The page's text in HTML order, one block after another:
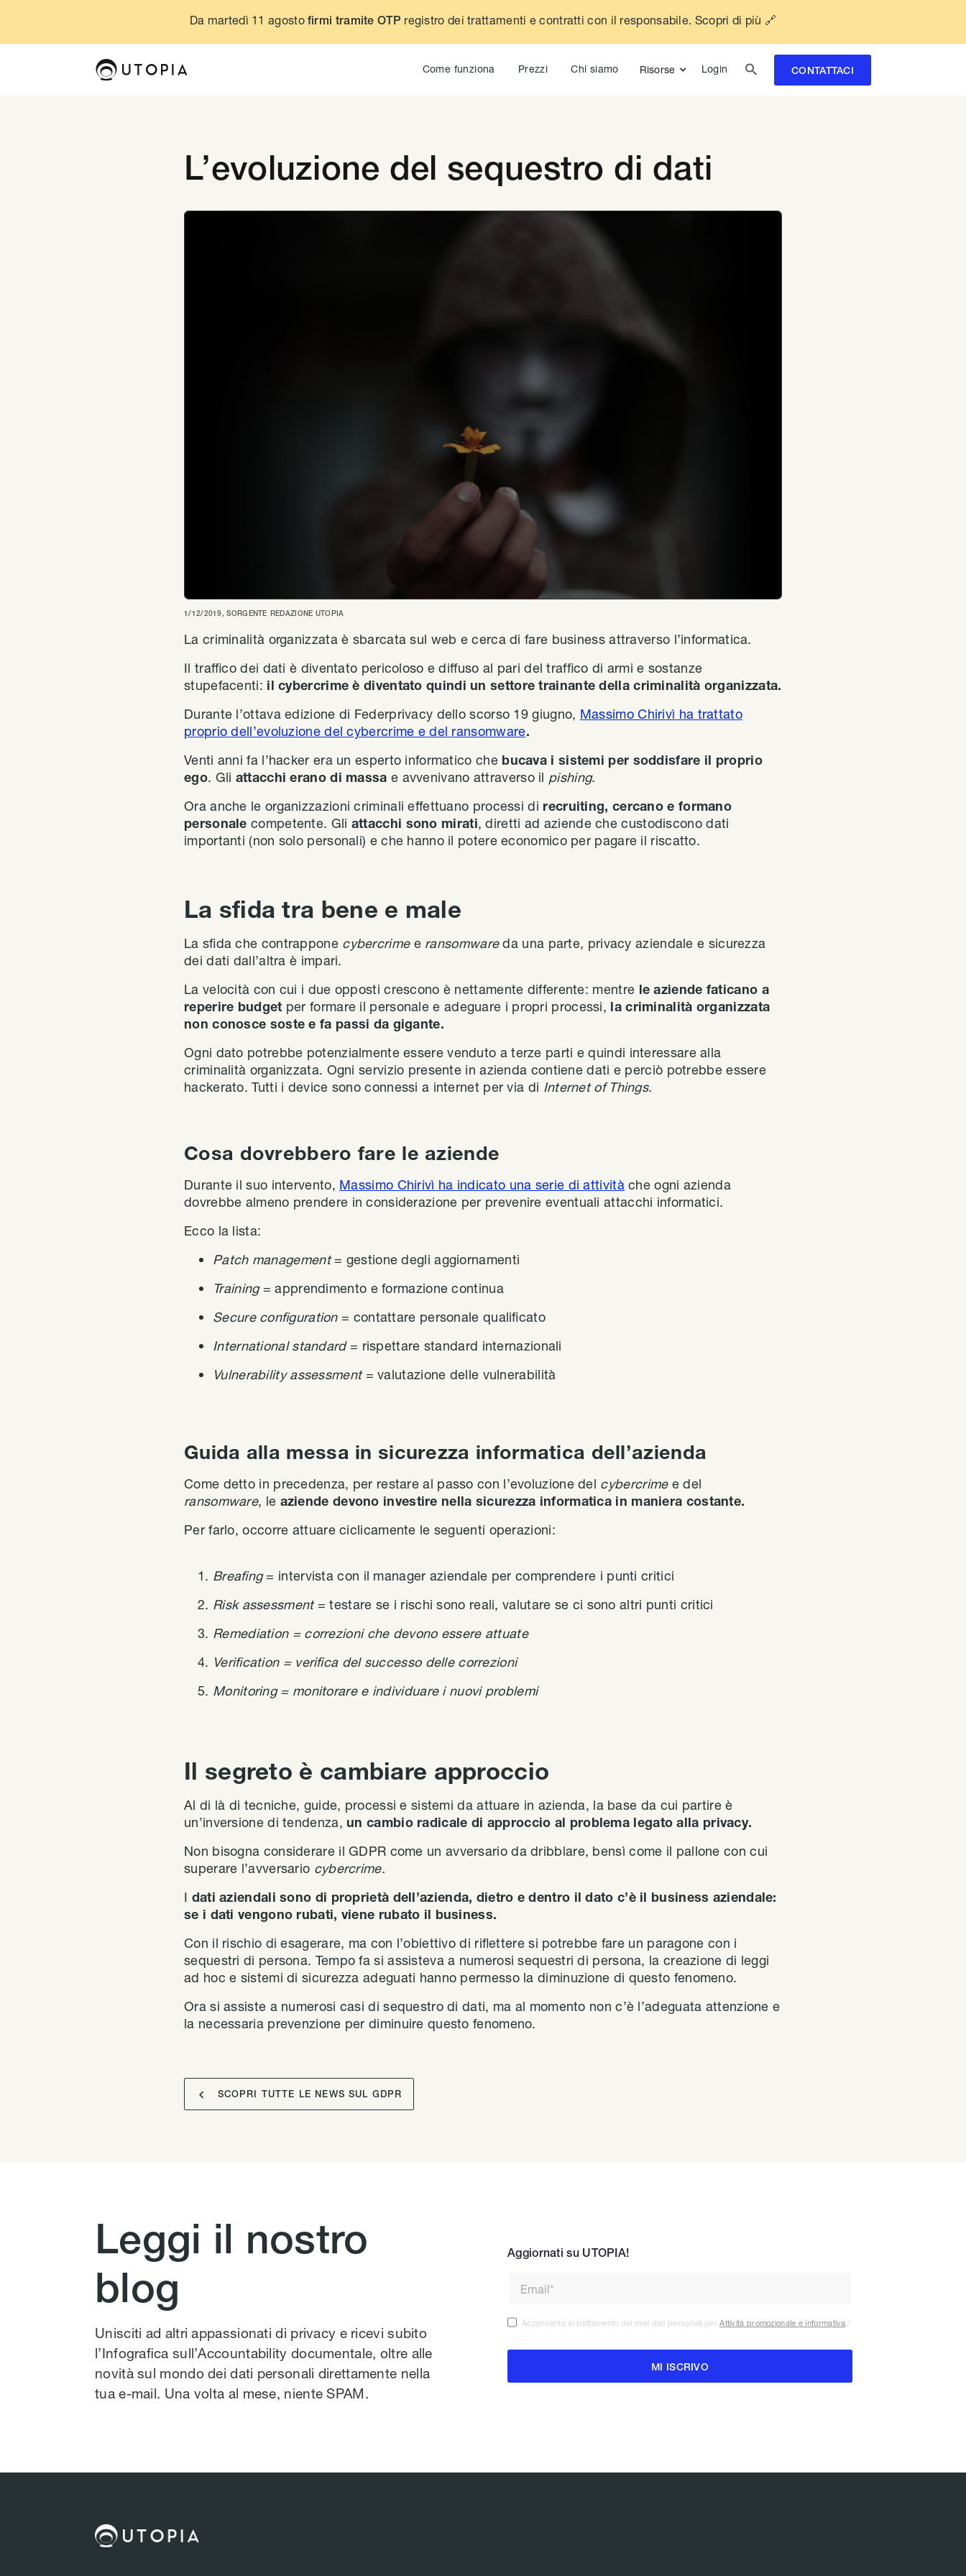
Da martedì 11 agostofirmi tramite OTP registro dei trattamenti e contratti con il responsabile. Scopri di più 🔗
Come funziona Prezzi Chi siamo Risorse Login  CONTATTACI
L’evoluzione del sequestro di dati
1/12/2019, SORGENTE REDAZIONE UTOPIA
La criminalità organizzata è sbarcata sul web e cerca di fare business attraverso l’informatica.
Il traffico dei dati è diventato pericoloso e diffuso al pari del traffico di armi e sostanze
stupefacenti: il cybercrime è diventato quindi un settore trainante della criminalità organizzata.
Durante l’ottava edizione di Federprivacy dello scorso 19 giugno, Massimo Chirivì ha trattato
proprio dell’evoluzione del cybercrime e del ransomware.
Venti anni fa l’hacker era un esperto informatico che bucava i sistemi per soddisfare il proprio
ego. Gli attacchi erano di massa e avvenivano attraverso il pishing.
Ora anche le organizzazioni criminali effettuano processi di recruiting, cercano e formano
personale competente. Gli attacchi sono mirati, diretti ad aziende che custodiscono dati
importanti (non solo personali) e che hanno il potere economico per pagare il riscatto.
La sfida tra bene e male
La sfida che contrappone cybercrimee ransomwareda una parte, privacy aziendale e sicurezza
dei dati dall’altra è impari.
La velocità con cui i due opposti crescono è nettamente differente: mentre le aziende faticano a
reperire budget per formare il personale e adeguare i propri processi, la criminalità organizzata
non conosce soste e fa passi da gigante.
Ogni dato potrebbe potenzialmente essere venduto a terze parti e quindi interessare alla
criminalità organizzata. Ogni servizio presente in azienda contiene dati e perciò potrebbe essere
hackerato. Tutti i device sono connessi a internet per via di Internet of Things.
Cosa dovrebbero fare le aziende
Durante il suo intervento, Massimo Chirivì ha indicato una serie di attivitàche ogni azienda
dovrebbe almeno prendere in considerazione per prevenire eventuali attacchi informatici.
Ecco la lista:
Patch management= gestione degli aggiornamenti
Training= apprendimento e formazione continua
Secure configuration = contattare personale qualificato
International standard= rispettare standard internazionali
Vulnerability assessment= valutazione delle vulnerabilità
Guida alla messa in sicurezza informatica dell’azienda
Come detto in precedenza, per restare al passo con l’evoluzione del cybercrimee del
ransomware, le aziende devono investire nella sicurezza informatica in maniera costante.
Per farlo, occorre attuare ciclicamente le seguenti operazioni:
Breafing= intervista con il manager aziendale per comprendere i punti critici
Risk assessment= testare se i rischi sono reali, valutare se ci sono altri punti critici
Remediation = correzioni che devono essere attuate
Verification = verifica del successo delle correzioni
Monitoring = monitorare e individuare i nuovi problemi
Il segreto è cambiare approccio
Al di là di tecniche, guide, processi e sistemi da attuare in azienda, la base da cui partire è
un’inversione di tendenza, un cambio radicale di approccio al problema legato alla privacy.
Non bisogna considerare il GDPR come un avversario da dribblare, bensì come il pallone con cui
superare l’avversario cybercrime.
I dati aziendali sono di proprietà dell’azienda, dietro e dentro il dato c’è il business aziendale:
se i dati vengono rubati, viene rubato il business.
Con il rischio di esagerare, ma con l’obiettivo di riflettere si potrebbe fare un paragone con i
sequestri di persona. Tempo fa si assisteva a numerosi sequestri di persona, la creazione di leggi
ad hoc e sistemi di sicurezza adeguati hanno permesso la diminuzione di questo fenomeno.
Ora si assiste a numerosi casi di sequestro di dati, ma al momento non c’è l’adeguata attenzione e
la necessaria prevenzione per diminuire questo fenomeno.
 SCOPRI TUTTE LE NEWS SUL GDPR
Leggi il nostro
blog
Unisciti ad altri appassionati di privacy e ricevi subito
l’Infografica sull’Accountability documentale, oltre alle
novità sul mondo dei dati personali direttamente nella
tua e-mail. Una volta al mese, niente SPAM.
Aggiornati su UTOPIA!
Acconsento al trattamento dei miei dati personali perAttività promozionale e informativa *